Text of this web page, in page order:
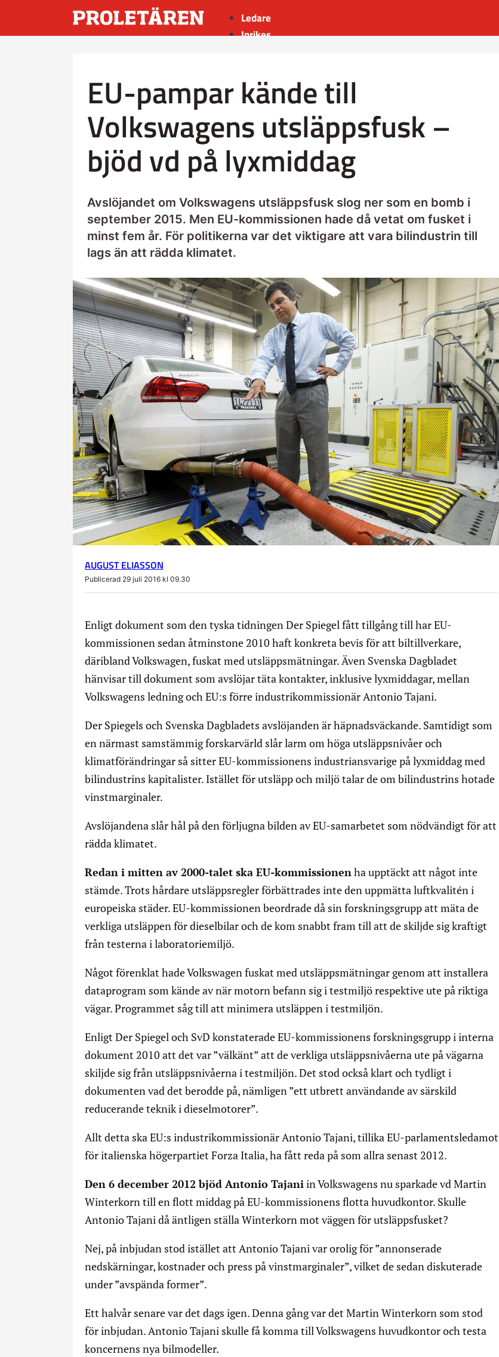
Ledare
Inrikes
Sport
Insänt
EU-pampar kände till
Volkswagens utsläppsfusk –
bjöd vd på lyxmiddag
Avslöjandet om Volkswagens utsläppsfusk slog ner som en bomb i
september 2015. Men EU-kommissionen hade då vetat om fusket i
minst fem år. För politikerna var det viktigare att vara bilindustrin till
lags än att rädda klimatet.
AUGUST ELIASSON
Publicerad 29 juli 2016 kl 09.30
Enligt dokument som den tyska tidningen Der Spiegel fått tillgång till har EU-
kommissionen sedan åtminstone 2010 haft konkreta bevis för att biltillverkare,
däribland Volkswagen, fuskat med utsläppsmätningar. Även Svenska Dagbladet
hänvisar till dokument som avslöjar täta kontakter, inklusive lyxmiddagar, mellan
Volkswagens ledning och EU:s förre industrikommissionär Antonio Tajani.
Der Spiegels och Svenska Dagbladets avslöjanden är häpnadsväckande. Samtidigt som
en närmast samstämmig forskarvärld slår larm om höga utsläppsnivåer och
klimatförändringar så sitter EU-kommissionens industriansvarige på lyxmiddag med
bilindustrins kapitalister. Istället för utsläpp och miljö talar de om bilindustrins hotade
vinstmarginaler.
Avslöjandena slår hål på den förljugna bilden av EU-samarbetet som nödvändigt för att
rädda klimatet.
Redan i mitten av 2000-talet ska EU-kommissionenha upptäckt att något inte
stämde. Trots hårdare utsläppsregler förbättrades inte den uppmätta luftkvalitén i
europeiska städer. EU-kommissionen beordrade då sin forskningsgrupp att mäta de
verkliga utsläppen för dieselbilar och de kom snabbt fram till att de skiljde sig kraftigt
från testerna i laboratoriemiljö.
Något förenklat hade Volkswagen fuskat med utsläppsmätningar genom att installera
dataprogram som kände av när motorn befann sig i testmiljö respektive ute på riktiga
vägar. Programmet såg till att minimera utsläppen i testmiljön.
Enligt Der Spiegel och SvD konstaterade EU-kommissionens forskningsgrupp i interna
dokument 2010 att det var ”välkänt” att de verkliga utsläppsnivåerna ute på vägarna
skiljde sig från utsläppsnivåerna i testmiljön. Det stod också klart och tydligt i
dokumenten vad det berodde på, nämligen ”ett utbrett användande av särskild
reducerande teknik i dieselmotorer”.
Allt detta ska EU:s industrikommissionär Antonio Tajani, tillika EU-parlamentsledamot
för italienska högerpartiet Forza Italia, ha fått reda på som allra senast 2012.
Den 6 december 2012 bjöd Antonio Tajaniin Volkswagens nu sparkade vd Martin
Winterkorn till en flott middag på EU-kommissionens flotta huvudkontor. Skulle
Antonio Tajani då äntligen ställa Winterkorn mot väggen för utsläppsfusket?
Nej, på inbjudan stod istället att Antonio Tajani var orolig för ”annonserade
nedskärningar, kostnader och press på vinstmarginaler”, vilket de sedan diskuterade
under ”avspända former”.
Ett halvår senare var det dags igen. Denna gång var det Martin Winterkorn som stod
för inbjudan. Antonio Tajani skulle få komma till Volkswagens huvudkontor och testa
koncernens nya bilmodeller.